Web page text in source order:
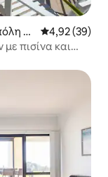
W
Μέση
4,92 (39)
πισίνα και